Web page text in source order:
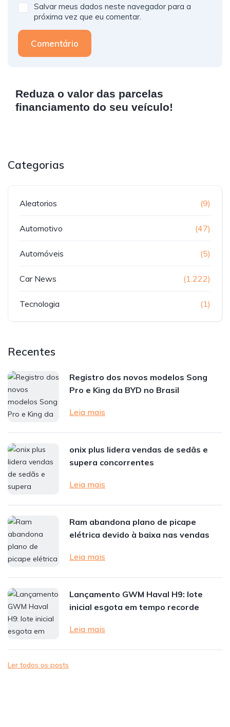
Salvar meus dados neste navegador para a
próxima vez que eu comentar.
Comentário
Reduza o valor das parcelas
financiamento do seu veículo!
Categorias
Aleatorios (9)
Automotivo (47)
Automóveis (5)
Car News (1.222)
Tecnologia (1)
Recentes
Registro dos novos modelos Song
Pro e King da BYD no Brasil
Leia mais
onix plus lidera vendas de sedãs e
supera concorrentes
Leia mais
Ram abandona plano de picape
elétrica devido à baixa nas vendas
Leia mais
Lançamento GWM Haval H9: lote
inicial esgota em tempo recorde
Leia mais
Ler todos os posts